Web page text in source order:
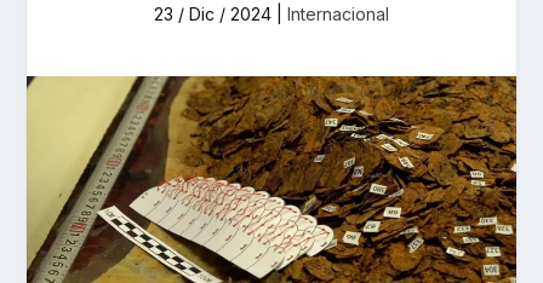
23 / Dic / 2024 Internacional